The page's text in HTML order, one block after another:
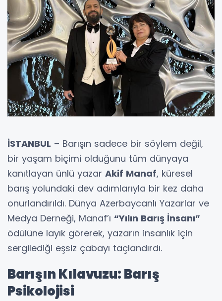
İSTANBUL – Barışın sadece bir söylem değil,
bir yaşam biçimi olduğunu tüm dünyaya
kanıtlayan ünlü yazar Akif Manaf, küresel
barış yolundaki dev adımlarıyla bir kez daha
onurlandırıldı. Dünya Azerbaycanlı Yazarlar ve
Medya Derneği, Manaf’ı “Yılın Barış İnsanı”
ödülüne layık görerek, yazarın insanlık için
sergilediği eşsiz çabayı taçlandırdı.
Barışın Kılavuzu: Barış
Psikolojisi